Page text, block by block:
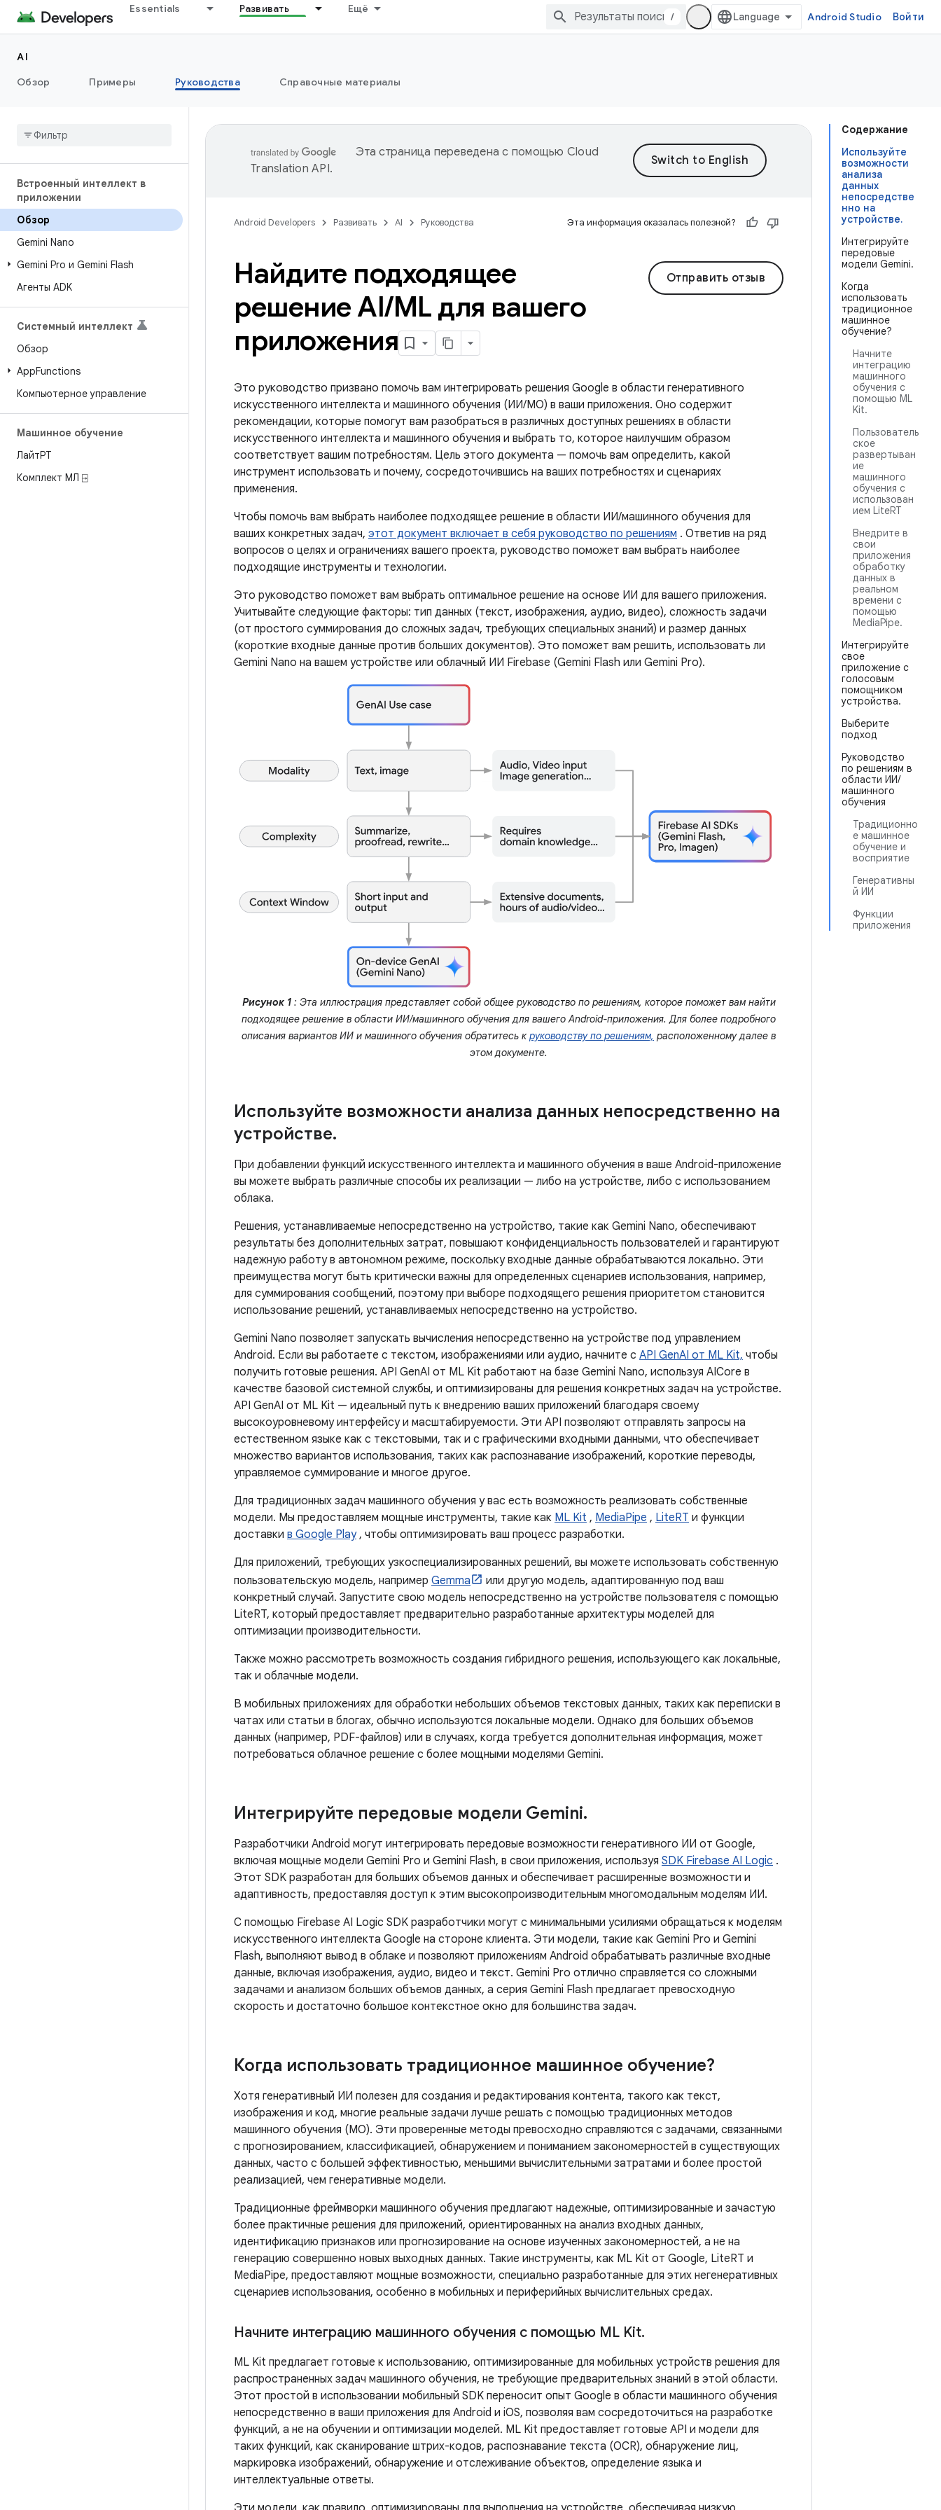
Essentials Развивать Ещё
/ Android Studio Войти
AI
Обзор
Примеры Руководства Справочные материалы
Встроенный интеллект в
приложении
Обзор
Gemini Nano
Gemini Pro и Gemini Flash
Агенты ADK
Системный интеллект
Обзор
AppFunctions
Компьютерное управление
Машинное обучение
ЛайтРТ
Комплект МЛ ⍈
Содержание
Используйте
возможности
анализа
данных
непосредстве
нно на
устройстве.
Интегрируйте
передовые
модели Gemini.
Когда
использовать
традиционное
машинное
обучение?
Начните
интеграцию
машинного
обучения с
помощью ML
Kit.
Пользователь
ское
развертыван
ие
машинного
обучения с
использован
ием LiteRT
Внедрите в
свои
приложения
обработку
данных в
реальном
времени с
помощью
MediaPipe.
Интегрируйте
свое
приложение с
голосовым
помощником
устройства.
Выберите
подход
Руководство
по решениям в
области ИИ/
машинного
обучения
Традиционно
е машинное
обучение и
восприятие
Генеративны
й ИИ
Функции
приложения
Эта страница переведена с помощью Cloud
Translation API.
Android Developers Развивать AI Руководства Эта информация оказалась полезной?
Отправить отзыв
Найдите подходящее
решение AI/ML для вашего
приложения
Это руководство призвано помочь вам интегрировать решения Google в области генеративного
искусственного интеллекта и машинного обучения (ИИ/МО) в ваши приложения. Оно содержит
рекомендации, которые помогут вам разобраться в различных доступных решениях в области
искусственного интеллекта и машинного обучения и выбрать то, которое наилучшим образом
соответствует вашим потребностям. Цель этого документа — помочь вам определить, какой
инструмент использовать и почему, сосредоточившись на ваших потребностях и сценариях
применения.
Чтобы помочь вам выбрать наиболее подходящее решение в области ИИ/машинного обучения для
ваших конкретных задач, этот документ включает в себя руководство по решениям . Ответив на ряд
вопросов о целях и ограничениях вашего проекта, руководство поможет вам выбрать наиболее
подходящие инструменты и технологии.
Это руководство поможет вам выбрать оптимальное решение на основе ИИ для вашего приложения.
Учитывайте следующие факторы: тип данных (текст, изображения, аудио, видео), сложность задачи
(от простого суммирования до сложных задач, требующих специальных знаний) и размер данных
(короткие входные данные против больших документов). Это поможет вам решить, использовать ли
Gemini Nano на вашем устройстве или облачный ИИ Firebase (Gemini Flash или Gemini Pro).
Рисунок 1: Эта иллюстрация представляет собой общее руководство по решениям, которое поможет вам найти
подходящее решение в области ИИ/машинного обучения для вашего Android-приложения. Для более подробного
описания вариантов ИИ и машинного обучения обратитесь круководству по решениям, расположенному далее в
этом документе.
Используйте возможности анализа данных непосредственно на
устройстве.
При добавлении функций искусственного интеллекта и машинного обучения в ваше Android-приложение
вы можете выбрать различные способы их реализации — либо на устройстве, либо с использованием
облака.
Решения, устанавливаемые непосредственно на устройство, такие как Gemini Nano, обеспечивают
результаты без дополнительных затрат, повышают конфиденциальность пользователей и гарантируют
надежную работу в автономном режиме, поскольку входные данные обрабатываются локально. Эти
преимущества могут быть критически важны для определенных сценариев использования, например,
для суммирования сообщений, поэтому при выборе подходящего решения приоритетом становится
использование решений, устанавливаемых непосредственно на устройство.
Gemini Nano позволяет запускать вычисления непосредственно на устройстве под управлением
Android. Если вы работаете с текстом, изображениями или аудио, начните с API GenAI от ML Kit, чтобы
получить готовые решения. API GenAI от ML Kit работают на базе Gemini Nano, используя AICore в
качестве базовой системной службы, и оптимизированы для решения конкретных задач на устройстве.
API GenAI от ML Kit — идеальный путь к внедрению ваших приложений благодаря своему
высокоуровневому интерфейсу и масштабируемости. Эти API позволяют отправлять запросы на
естественном языке как с текстовыми, так и с графическими входными данными, что обеспечивает
множество вариантов использования, таких как распознавание изображений, короткие переводы,
управляемое суммирование и многое другое.
Для традиционных задач машинного обучения у вас есть возможность реализовать собственные
модели. Мы предоставляем мощные инструменты, такие как ML Kit , MediaPipe , LiteRT и функции
доставки в Google Play, чтобы оптимизировать ваш процесс разработки.
Для приложений, требующих узкоспециализированных решений, вы можете использовать собственную
пользовательскую модель, например Gemma
или другую модель, адаптированную под ваш
конкретный случай. Запустите свою модель непосредственно на устройстве пользователя с помощью
LiteRT, который предоставляет предварительно разработанные архитектуры моделей для
оптимизации производительности.
Также можно рассмотреть возможность создания гибридного решения, использующего как локальные,
так и облачные модели.
В мобильных приложениях для обработки небольших объемов текстовых данных, таких как переписки в
чатах или статьи в блогах, обычно используются локальные модели. Однако для больших объемов
данных (например, PDF-файлов) или в случаях, когда требуется дополнительная информация, может
потребоваться облачное решение с более мощными моделями Gemini.
Интегрируйте передовые модели Gemini.
Разработчики Android могут интегрировать передовые возможности генеративного ИИ от Google,
включая мощные модели Gemini Pro и Gemini Flash, в свои приложения, используя SDK Firebase AI Logic .
Этот SDK разработан для больших объемов данных и обеспечивает расширенные возможности и
адаптивность, предоставляя доступ к этим высокопроизводительным многомодальным моделям ИИ.
С помощью Firebase AI Logic SDK разработчики могут с минимальными усилиями обращаться к моделям
искусственного интеллекта Google на стороне клиента. Эти модели, такие как Gemini Pro и Gemini
Flash, выполняют вывод в облаке и позволяют приложениям Android обрабатывать различные входные
данные, включая изображения, аудио, видео и текст. Gemini Pro отлично справляется со сложными
задачами и анализом больших объемов данных, а серия Gemini Flash предлагает превосходную
скорость и достаточно большое контекстное окно для большинства задач.
Когда использовать традиционное машинное обучение?
Хотя генеративный ИИ полезен для создания и редактирования контента, такого как текст,
изображения и код, многие реальные задачи лучше решать с помощью традиционных методов
машинного обучения (МО). Эти проверенные методы превосходно справляются с задачами, связанными
с прогнозированием, классификацией, обнаружением и пониманием закономерностей в существующих
данных, часто с большей эффективностью, меньшими вычислительными затратами и более простой
реализацией, чем генеративные модели.
Традиционные фреймворки машинного обучения предлагают надежные, оптимизированные и зачастую
более практичные решения для приложений, ориентированных на анализ входных данных,
идентификацию признаков или прогнозирование на основе изученных закономерностей, а не на
генерацию совершенно новых выходных данных. Такие инструменты, как ML Kit от Google, LiteRT и
MediaPipe, предоставляют мощные возможности, специально разработанные для этих негенеративных
сценариев использования, особенно в мобильных и периферийных вычислительных средах.
Начните интеграцию машинного обучения с помощью ML Kit.
ML Kit предлагает готовые к использованию, оптимизированные для мобильных устройств решения для
распространенных задач машинного обучения, не требующие предварительных знаний в этой области.
Этот простой в использовании мобильный SDK переносит опыт Google в области машинного обучения
непосредственно в ваши приложения для Android и iOS, позволяя вам сосредоточиться на разработке
функций, а не на обучении и оптимизации моделей. ML Kit предоставляет готовые API и модели для
таких функций, как сканирование штрих-кодов, распознавание текста (OCR), обнаружение лиц,
маркировка изображений, обнаружение и отслеживание объектов, определение языка и
интеллектуальные ответы.